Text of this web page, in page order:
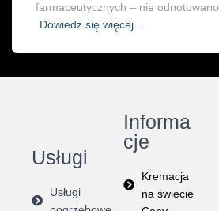
farmaceutycznych – nie odnotowano
Dowiedz się więcej…
Usługi
Usługi
Informa
cje
Kremacja
na świecie